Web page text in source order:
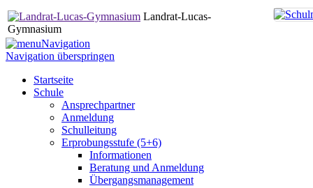
Landrat-Lucas-
Gymnasium
Navigation
Navigation überspringen
Startseite
Schule
Ansprechpartner
Anmeldung
Schulleitung
Erprobungsstufe (5+6)
Informationen
Beratung und Anmeldung
Übergangsmanagement